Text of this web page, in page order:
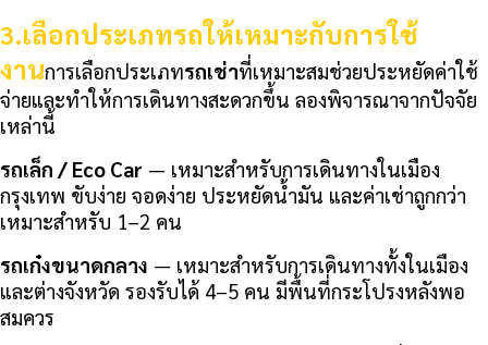
3.เลือกประเภทรถให้เหมาะกับการใช้
งานการเลือกประเภทรถเช่าที่เหมาะสมช่วยประหยัดค่าใช้
จ่ายและทำให้การเดินทางสะดวกขึ้น ลองพิจารณาจากปัจจัย
เหล่านี้
รถเล็ก / Eco Car — เหมาะสำหรับการเดินทางในเมือง
กรุงเทพ ขับง่าย จอดง่าย ประหยัดน้ำมัน และค่าเช่าถูกกว่า
เหมาะสำหรับ 1–2 คน
รถเก๋งขนาดกลาง — เหมาะสำหรับการเดินทางทั้งในเมือง
และต่างจังหวัด รองรับได้ 4–5 คน มีพื้นที่กระโปรงหลังพอ
สมควร